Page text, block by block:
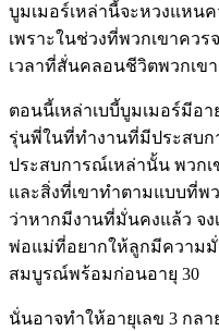
บูมเมอร์เหล่านี้จะหวงแหน
เพราะในช่วงที่พวกเขาคว
เวลาที่สั่นคลอนชีวิตพวกเข
ตอนนี้เหล่าเบบี้บูมเมอร์มีอ
รุ่นพี่ในที่ทำงานที่มีประสบ
ประสบการณ์เหล่านั้น พวกเ
และสิ่งที่เขาทำตามแบบที่พ
ว่าหากมีงานที่มั่นคงแล้ว จง
พ่อแม่ที่อยากให้ลูกมีความ
สมบูรณ์พร้อมก่อนอายุ 30
นั่นอาจทำให้อายุเลข 3 กล